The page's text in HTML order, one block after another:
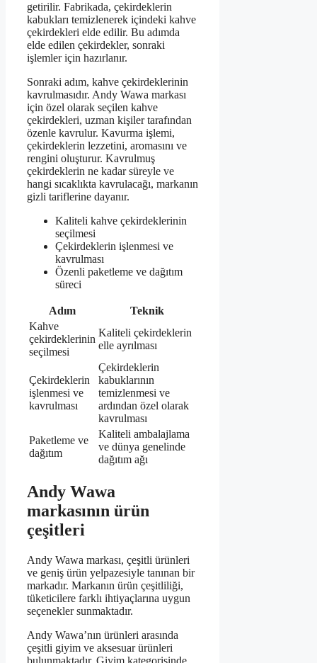
getirilir. Fabrikada, çekirdeklerin
kabukları temizlenerek içindeki kahve
çekirdekleri elde edilir. Bu adımda
elde edilen çekirdekler, sonraki
işlemler için hazırlanır.
Sonraki adım, kahve çekirdeklerinin
kavrulmasıdır. Andy Wawa markası
için özel olarak seçilen kahve
çekirdekleri, uzman kişiler tarafından
özenle kavrulur. Kavurma işlemi,
çekirdeklerin lezzetini, aromasını ve
rengini oluşturur. Kavrulmuş
çekirdeklerin ne kadar süreyle ve
hangi sıcaklıkta kavrulacağı, markanın
gizli tariflerine dayanır.
Kaliteli kahve çekirdeklerinin
seçilmesi
Çekirdeklerin işlenmesi ve
kavrulması
Özenli paketleme ve dağıtım
süreci
Adım
Teknik
Kahve
çekirdeklerinin
seçilmesi
Kaliteli çekirdeklerin
elle ayrılması
Çekirdeklerin
işlenmesi ve
kavrulması
Çekirdeklerin
kabuklarının
temizlenmesi ve
ardından özel olarak
kavrulması
Paketleme ve
dağıtım
Kaliteli ambalajlama
ve dünya genelinde
dağıtım ağı
Andy Wawa
markasının ürün
çeşitleri
Andy Wawa markası, çeşitli ürünleri
ve geniş ürün yelpazesiyle tanınan bir
markadır. Markanın ürün çeşitliliği,
tüketicilere farklı ihtiyaçlarına uygun
seçenekler sunmaktadır.
Andy Wawa’nın ürünleri arasında
çeşitli giyim ve aksesuar ürünleri
bulunmaktadır. Giyim kategorisinde,